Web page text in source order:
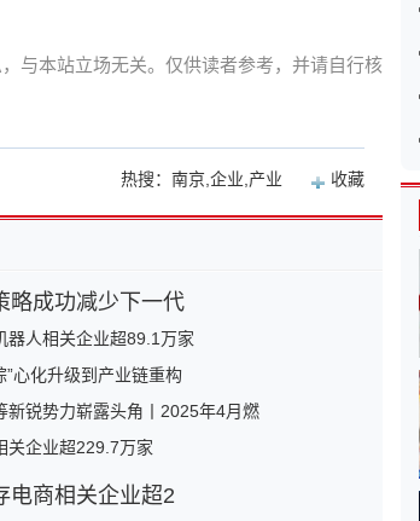
与本站立场无关。仅供读者参考，并请自行核
热搜：南京,企业,产业 收藏
略成功减少下一代
器人相关企业超89.1万家
心化升级到产业链重构
新锐势力崭露头角丨2025年4月燃
关企业超229.7万家
电商相关企业超2